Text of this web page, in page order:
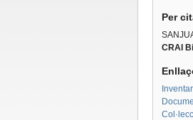
Per
CRAI